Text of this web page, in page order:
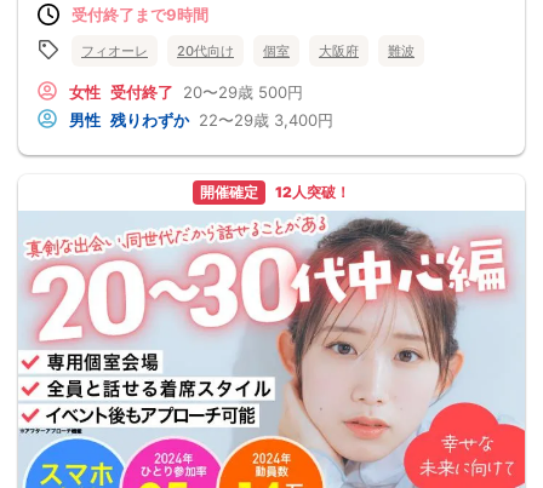
受付終了まで9時間
フィオーレ 20代向け 個室 大阪府 難波
女性 受付終了 20〜29歳 500円
男性 残りわずか 22〜29歳 3,400円
開催確定 12人突破！